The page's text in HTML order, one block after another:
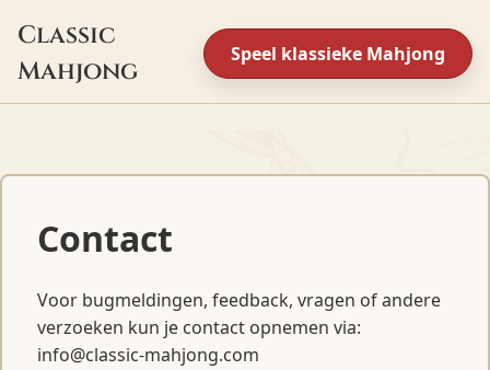
Classic
Mahjong
Speel klassieke Mahjong
Contact
Voor bugmeldingen, feedback, vragen of andere
verzoeken kun je contact opnemen via:
info@classic-mahjong.com